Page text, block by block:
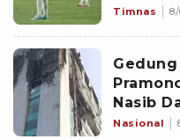
Timnas 8/
Gedung
Nasib
Nasional